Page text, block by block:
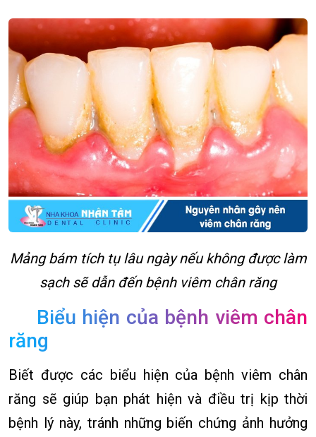
Mảng bám tích tụ lâu ngày nếu không được làm
sạch sẽ dẫn đến bệnh viêm chân răng
Biểu hiện của bệnh viêm chân
răng
Biết được các biểu hiện của bệnh viêm chân
răng sẽ giúp bạn phát hiện và điều trị kịp thời
bệnh lý này, tránh những biến chứng ảnh hưởng